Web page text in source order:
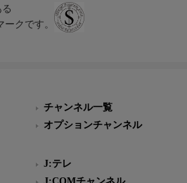
クです。
チャンネル一覧
オプションチャンネル
J:テレ